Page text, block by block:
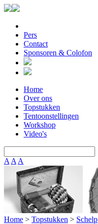
Pers
Contact
Sponsoren & Colofon
Home
Over ons
Topstukken
Tentoonstellingen
Workshop
Video's
A A A
Home > Topstukken > Schelp